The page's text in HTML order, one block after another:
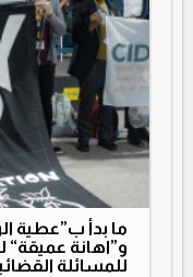
ما بدأ ب”عطية
و”اهانة عميقة“
للمسائلة